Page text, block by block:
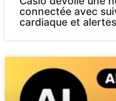
connectée avec
cardiaque et